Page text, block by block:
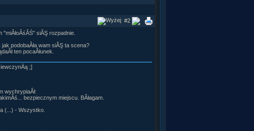
#2
siĂŞ rozpadnie.
podobaÂła wam siĂŞ ta scena?
ten pocaÂłunek.
;]
wychrypiaÂł:
bezpiecznym miejscu. BÂłagam.
(...) - Wszystko.